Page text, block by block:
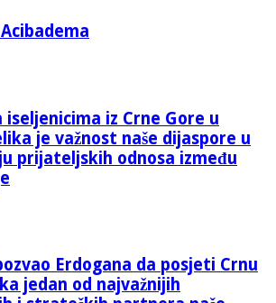
iseljenicima iz Crne Gore u
je važnost naše dijaspore u
prijateljskih odnosa između
Erdogana da posjeti Crnu
jedan od najvažnijih